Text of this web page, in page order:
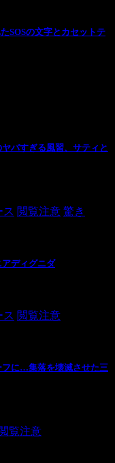
SOSの文字とカセットテ
バすぎる風習、サティと
ス 閲覧注意 驚き
ディグニダ
ス 閲覧注意
フに…集落を壊滅させた三
覧注意